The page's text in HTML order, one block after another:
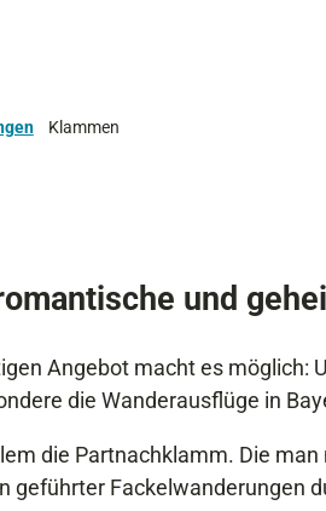
Klammen
und
Angebot macht es möglich:
die Wanderausflüge in
die Partnachklamm. Die
geführter Fackelwanderungen